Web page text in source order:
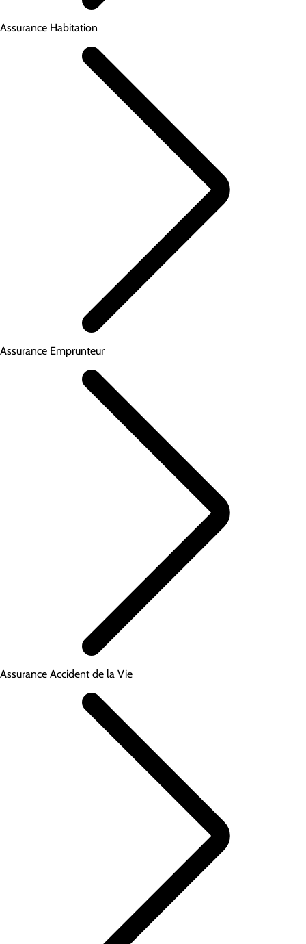
Assurance Habitation
Assurance Emprunteur
Assurance Accident de la Vie